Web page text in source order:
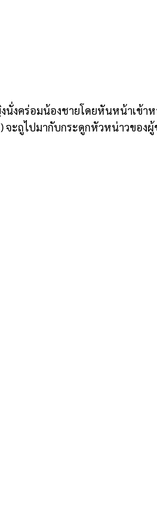
งคร่อมน้องชายโดยหันหน้าเข้
ะถูไปมากับกระดูกหัวหน่าวของผู้